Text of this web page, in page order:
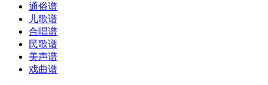
通俗谱
儿歌谱
合唱谱
民歌谱
美声谱
戏曲谱